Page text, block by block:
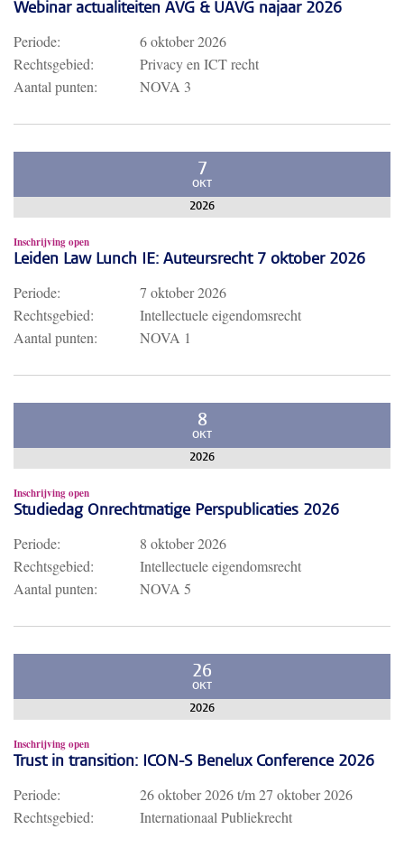
Webinar actualiteiten AVG & UAVG najaar 2026
Periode:
6 oktober 2026
Rechtsgebied:
Privacy en ICT recht
Aantal punten:
NOVA 3
7
OKT
2026
Inschrijving open
Leiden Law Lunch IE: Auteursrecht 7 oktober 2026
Periode:
7 oktober 2026
Rechtsgebied:
Intellectuele eigendomsrecht
Aantal punten:
NOVA 1
8
OKT
2026
Inschrijving open
Studiedag Onrechtmatige Perspublicaties 2026
Periode:
8 oktober 2026
Rechtsgebied:
Intellectuele eigendomsrecht
Aantal punten:
NOVA 5
26
OKT
2026
Inschrijving open
Trust in transition: ICON-S Benelux Conference 2026
Periode: 26 oktober 2026t/m27 oktober 2026
Rechtsgebied:
Internationaal Publiekrecht